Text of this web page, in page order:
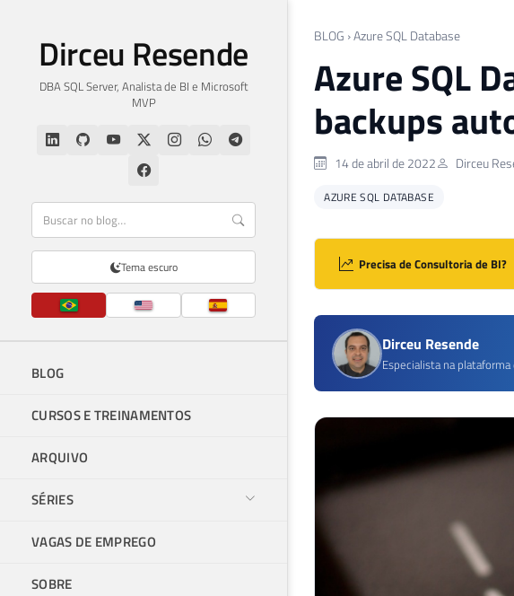
Dirceu Resende
DBA SQL Server, Analista de BI e Microsoft
MVP
Tema escuro
BLOG
CURSOS E TREINAMENTOS
ARQUIVO
SÉRIES
VAGAS DE EMPREGO
SOBRE
BLOG ›Azure SQL Database
Azure SQL
backups
14 de abril de 2022 Dirceu
AZURE SQL DATABASE
Precisa de Consultoria de BI?
Dirceu Resende
Especialista na